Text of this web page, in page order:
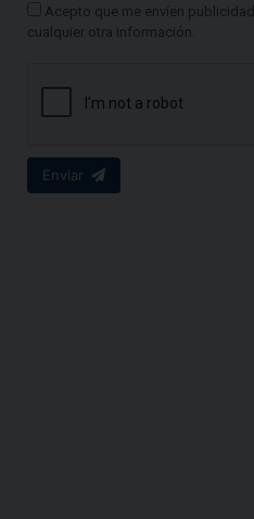
Acepto que me envíen
cualquier otra información.
Enviar